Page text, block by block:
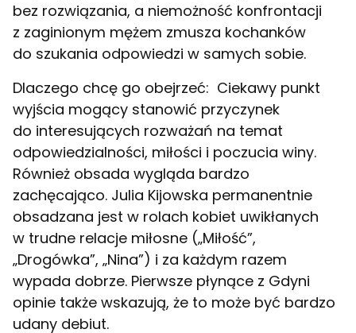
bez rozwiązania, a niemożność konfrontacji
z zaginionym mężem zmusza kochanków
do szukania odpowiedzi w samych sobie.
Dlaczego chcę go obejrzeć: Ciekawy punkt
wyjścia mogący stanowić przyczynek
do interesujących rozważań na temat
odpowiedzialności, miłości i poczucia winy.
Również obsada wygląda bardzo
zachęcająco. Julia Kijowska permanentnie
obsadzana jest w rolach kobiet uwikłanych
w trudne relacje miłosne („Miłość”,
„Drogówka”, „Nina”) i za każdym razem
wypada dobrze. Pierwsze płynące z Gdyni
opinie także wskazują, że to może być bardzo
udany debiut.